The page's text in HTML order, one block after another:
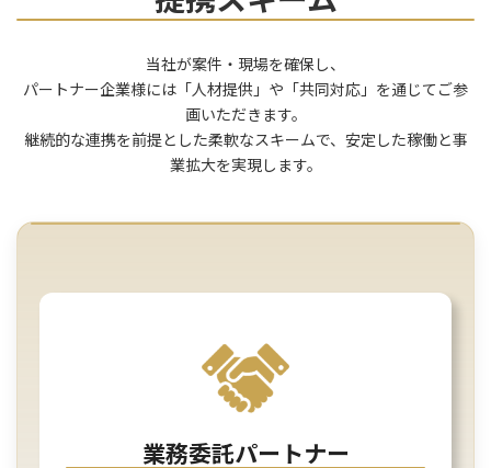
当社が案件・現場を確保し、
パートナー企業様には「人材提供」や「共同対応」を通じてご参
画いただきます。
継続的な連携を前提とした柔軟なスキームで、安定した稼働と事
業拡大を実現します。
業務委託パートナー